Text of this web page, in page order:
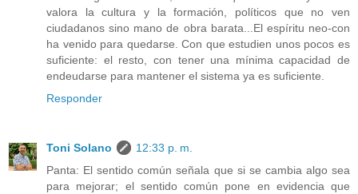
valora la cultura y la formación, políticos que no ven
ciudadanos sino mano de obra barata...El espíritu neo-con
ha venido para quedarse. Con que estudien unos pocos es
suficiente: el resto, con tener una mínima capacidad de
endeudarse para mantener el sistema ya es suficiente.
Responder
Toni Solano
12:33 p. m.
Panta: El sentido común señala que si se cambia algo sea
para mejorar; el sentido común pone en evidencia que